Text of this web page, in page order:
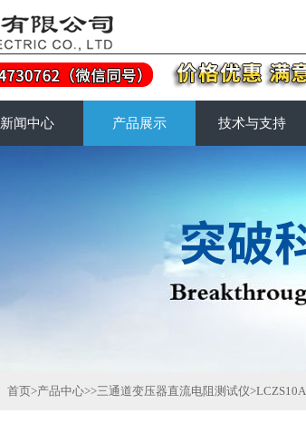
新闻中心 产品展示 技术与支持
首页>产品中心>>三通道变压器直流电阻测试仪